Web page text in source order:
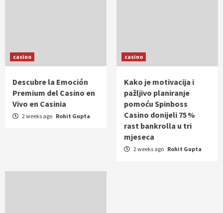
casino
Descubre la Emoción
Premium del Casino en
Vivo en Casinia
2 weeks ago Rohit Gupta
casino
Kako je motivacija i
pažljivo planiranje
pomoću Spinboss
Casino donijeli 75 %
rast bankrolla u tri
mjeseca
2 weeks ago Rohit Gupta